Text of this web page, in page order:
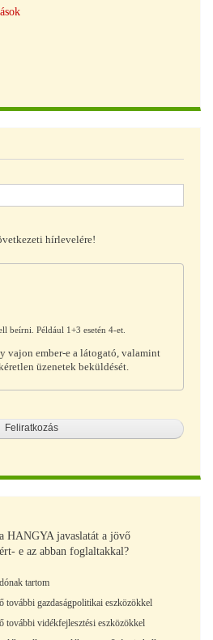
hírlevelére!
beírni. Például 1+3 esetén 4-et.
vajon ember-e a látogató, valamint
üzenetek beküldését.
HANGYA javaslatát a jövő
e az abban foglaltakkal?
tartom
további gazdaságpolitikai eszközökkel
további vidékfejlesztési eszközökkel